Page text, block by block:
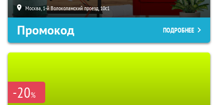
Москва, 1-й Волоколамский проезд, 10с1
Промокод ПОДРОБНЕЕ
-20%